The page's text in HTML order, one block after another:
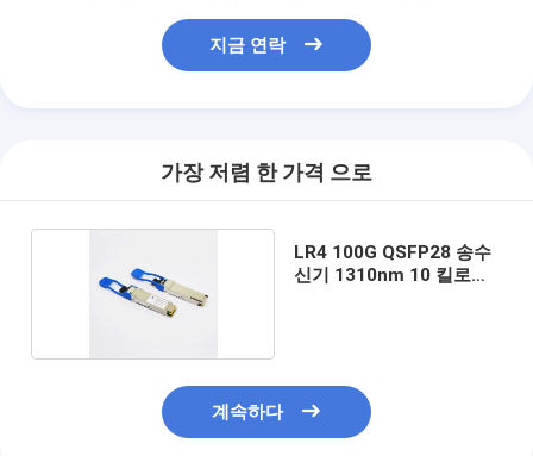
지금 연락
가장 저렴 한 가격 으로
LR4 100G QSFP28 송수
신기 1310nm 10 킬로미
계속하다